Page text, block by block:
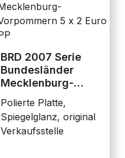
BRD 2007 Serie
Bundesländer
Mecklenburg-
Euro PP
Polierte Platte,
Spiegelglanz, original
Verkaufsstelle